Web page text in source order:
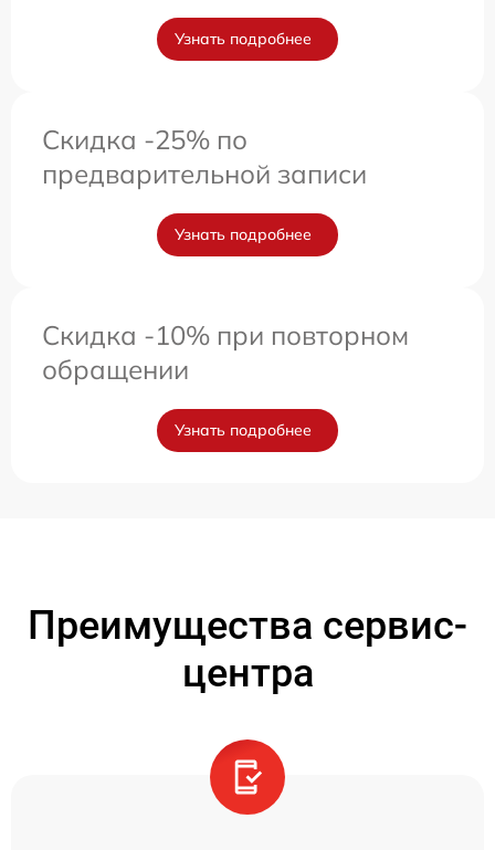
Узнать подробнее
Скидка -25% по
предварительной записи
Узнать подробнее
Скидка -10% при повторном
обращении
Узнать подробнее
Преимущества сервис-
центра